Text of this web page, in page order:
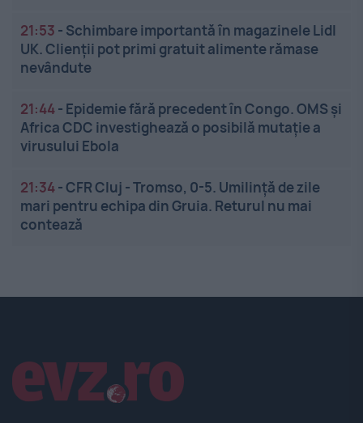
21:53 - Schimbare importantă în magazinele Lidl
UK. Clienții pot primi gratuit alimente rămase
nevândute
21:44- Epidemie fără precedent în Congo. OMS și
Africa CDC investighează o posibilă mutație a
virusului Ebola
21:34-CFR Cluj - Tromso, 0-5. Umilință de zile
mari pentru echipa din Gruia. Returul nu mai
contează
Linkuri utile